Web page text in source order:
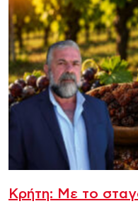
Κρήτη: Με το